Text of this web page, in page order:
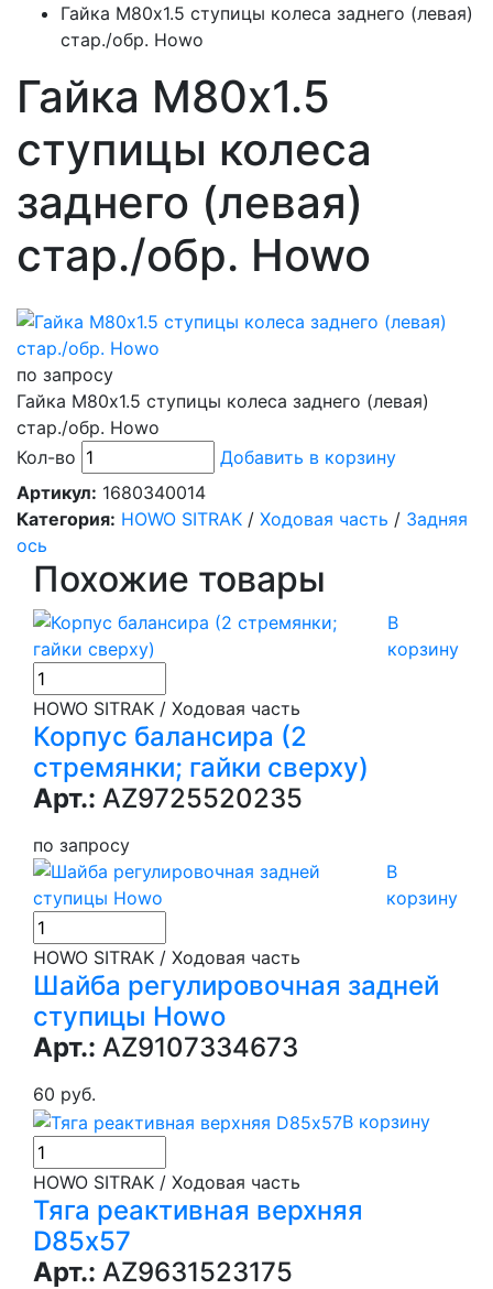
Гайка М80х1.5 ступицы колеса заднего (левая)
стар./обр. Howo
Гайка М80х1.5
ступицы колеса
заднего (левая)
стар./обр. Howo
по запросу
Гайка М80х1.5 ступицы колеса заднего (левая)
стар./обр. Howo
Кол-во
Добавить в корзину
Артикул: 1680340014
Категория: HOWO SITRAK / Ходовая часть / Задняя
ось
Похожие товары
В
корзину
HOWO SITRAK / Ходовая часть
Корпус балансира (2
стремянки; гайки сверху)
Арт.: AZ9725520235
по запросу
В
корзину
HOWO SITRAK / Ходовая часть
Шайба регулировочная задней
ступицы Howo
Арт.: AZ9107334673
60 руб.
В корзину
HOWO SITRAK / Ходовая часть
Тяга реактивная верхняя
D85х57
Арт.: AZ9631523175